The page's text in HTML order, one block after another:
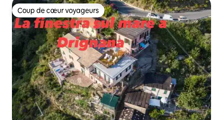
Coup de cœur voyageurs
Coup de cœur voyageurs